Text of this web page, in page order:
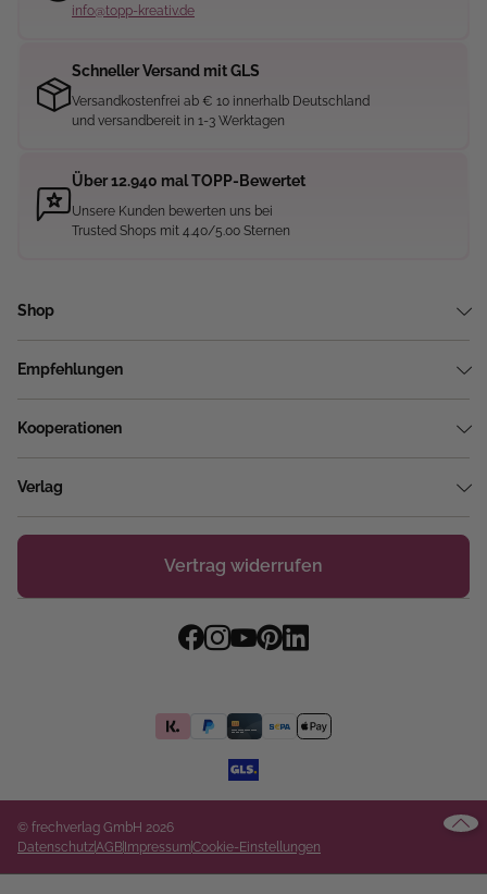
info@topp-kreativ.de
Schneller Versand mit GLS
Versandkostenfrei ab € 10 innerhalb Deutschland
und versandbereit in 1-3 Werktagen
Über 12.940 mal TOPP-Bewertet
Unsere Kunden bewerten uns bei
Trusted Shops mit 4.40/5.00 Sternen
Shop
Empfehlungen
Kooperationen
Verlag
Vertrag widerrufen
© frechverlag GmbH 2026
DatenschutzAGBImpressumCookie-Einstellungen